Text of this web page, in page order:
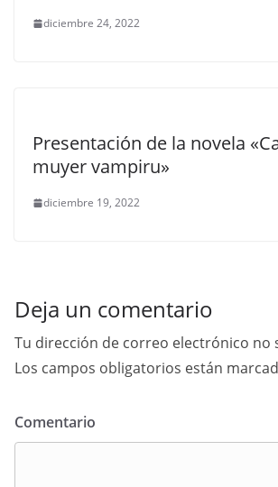
diciembre 24, 2022
Presentación de la novela
muyer vampiru»
diciembre 19, 2022
Deja un comentario
Tu dirección de correo electrónico no
Los campos obligatorios están
Comentario